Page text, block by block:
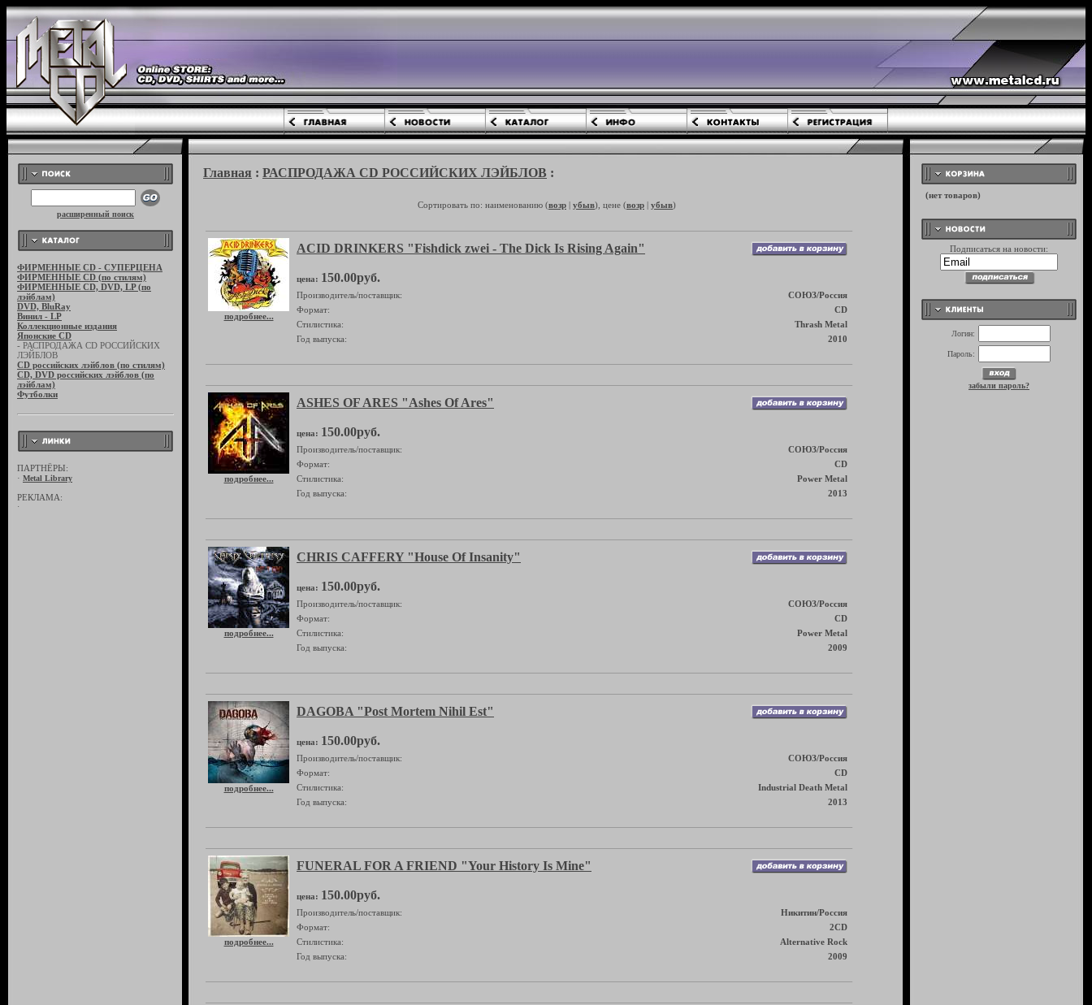
расширенный поиск
ФИРМЕННЫЕ CD - СУПЕРЦЕНА
ФИРМЕННЫЕ CD (по стилям)
ФИРМЕННЫЕ CD, DVD, LP (по
лэйблам)
DVD, BluRay
Винил - LP
Коллекционные издания
Японские CD
- РАСПРОДАЖА CD РОССИЙСКИХ
ЛЭЙБЛОВ
CD российских лэйблов (по стилям)
CD, DVD российских лэйблов (по
лэйблам)
Футболки
ПАРТНЁРЫ:
· Metal Library
РЕКЛАМА:
·
Главная : РАСПРОДАЖА CD РОССИЙСКИХ ЛЭЙБЛОВ :
Сортировать по: наименованию (возр | убыв), цене (возр | убыв)
подробнее...
ACID DRINKERS "Fishdick zwei - The Dick Is Rising Again"
цена: 150.00руб.
Производитель/поставщик:
СОЮЗ/Россия
Формат:
CD
Стилистика:
Thrash Metal
Год выпуска:
2010
подробнее...
ASHES OF ARES "Ashes Of Ares"
цена: 150.00руб.
Производитель/поставщик:
СОЮЗ/Россия
Формат:
CD
Стилистика:
Power Metal
Год выпуска:
2013
подробнее...
CHRIS CAFFERY "House Of Insanity"
цена: 150.00руб.
Производитель/поставщик:
СОЮЗ/Россия
Формат:
CD
Стилистика:
Power Metal
Год выпуска:
2009
подробнее...
DAGOBA "Post Mortem Nihil Est"
цена: 150.00руб.
Производитель/поставщик:
СОЮЗ/Россия
Формат:
CD
Стилистика:
Industrial Death Metal
Год выпуска:
2013
подробнее...
FUNERAL FOR A FRIEND "Your History Is Mine"
цена: 150.00руб.
Производитель/поставщик:
Никитин/Россия
Формат:
2CD
Стилистика:
Alternative Rock
Год выпуска:
2009
Подписаться на новости:
Логин:
Пароль:
забыли пароль?